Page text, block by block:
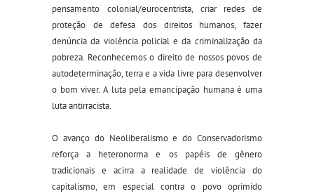
pensamento colonial/eurocentrista, criar redes de
proteção de defesa dos direitos humanos, fazer
denúncia da violência policial e da criminalização da
pobreza. Reconhecemos o direito de nossos povos de
autodeterminação, terra e a vida livre para desenvolver
o bom viver. A luta pela emancipação humana é uma
luta antirracista.
O avanço do Neoliberalismo e do Conservadorismo
reforça a heteronorma e os papéis de gênero
tradicionais e acirra a realidade de violência do
capitalismo, em especial contra o povo oprimido